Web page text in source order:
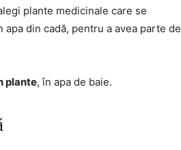
plante medicinale care se
din cadă, pentru a avea parte de
plante, în apa de baie.